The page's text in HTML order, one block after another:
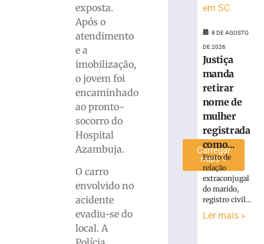
exposta.
Após o
atendimento
e a
imobilização,
o jovem foi
encaminhado
ao pronto-
socorro do
Hospital
Azambuja.
O carro
envolvido no
acidente
evadiu-se do
local. A
apresentar
problemas
agosto
mais
Carregar
mais »
8 DE AGOSTO
DE 2026
Justiça
manda
retirar
nome de
mulher
registrada
como...
Fruto de
relação
extraconjugal
do marido,
registro civil...
Ler mais »